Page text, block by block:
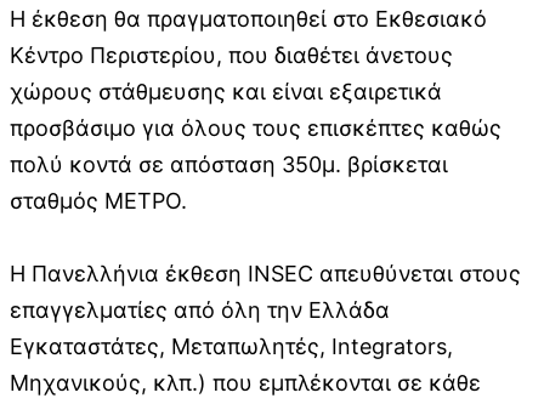
Η έκθεση θα πραγματοποιηθεί στο Εκθεσιακό
Κέντρο Περιστερίου, που διαθέτει άνετους
χώρους στάθμευσης και είναι εξαιρετικά
προσβάσιμο για όλους τους επισκέπτες καθώς
πολύ κοντά σε απόσταση 350μ. βρίσκεται
σταθμός ΜΕΤΡΟ.
Η Πανελλήνια έκθεση INSEC απευθύνεται στους
επαγγελματίες από όλη την Ελλάδα
Εγκαταστάτες, Μεταπωλητές, Integrators,
Μηχανικούς, κλπ.) που εμπλέκονται σε κάθε